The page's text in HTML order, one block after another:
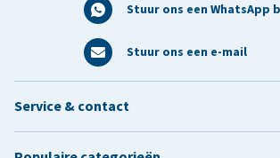
Stuur ons een WhatsApp
Stuur ons een e-mail
Service & contact